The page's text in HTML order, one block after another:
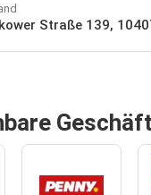
Straße 139,